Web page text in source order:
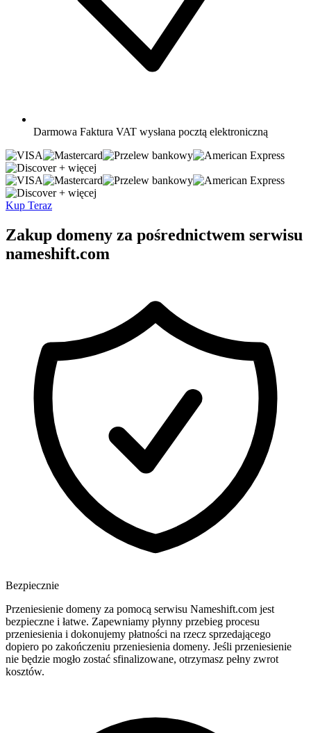
Darmowa Faktura VAT wysłana pocztą elektroniczną
+ więcej
+ więcej
Kup Teraz
Zakup domeny za pośrednictwem serwisu
nameshift.com
Bezpiecznie
Przeniesienie domeny za pomocą serwisu Nameshift.com jest
bezpieczne i łatwe. Zapewniamy płynny przebieg procesu
przeniesienia i dokonujemy płatności na rzecz sprzedającego
dopiero po zakończeniu przeniesienia domeny. Jeśli przeniesienie
nie będzie mogło zostać sfinalizowane, otrzymasz pełny zwrot
kosztów.